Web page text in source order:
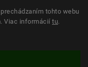
tohto webu
Viac informácií tu.